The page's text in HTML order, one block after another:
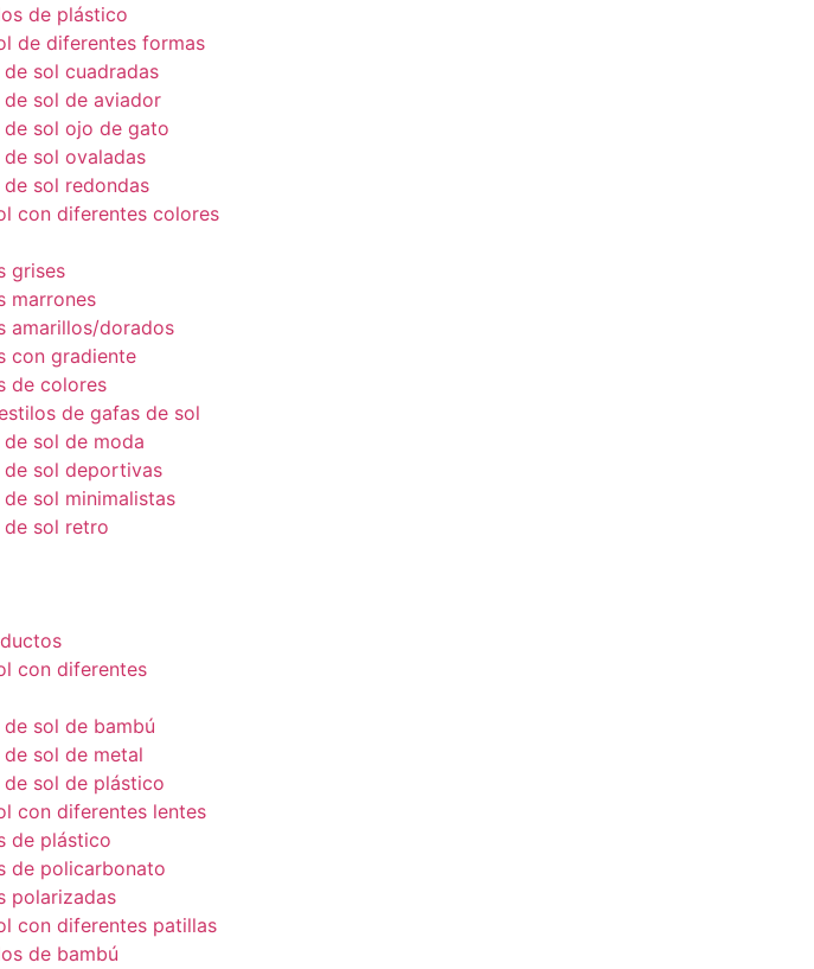
de plástico
de diferentes formas
de sol cuadradas
de sol de aviador
de sol ojo de gato
de sol ovaladas
de sol redondas
con diferentes colores
grises
marrones
amarillos/dorados
con gradiente
de colores
de gafas de sol
de sol de moda
de sol deportivas
de sol minimalistas
de sol retro
con diferentes
de sol de bambú
de sol de metal
de sol de plástico
con diferentes lentes
de plástico
de policarbonato
polarizadas
con diferentes patillas
de bambú